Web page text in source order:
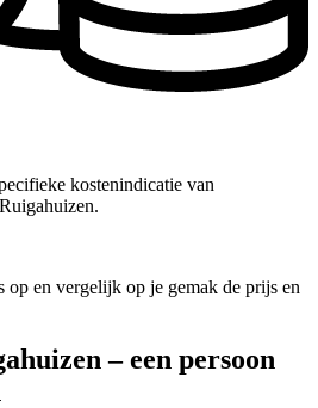
kostenindicatie van
en vergelijk op je gemak de prijs en
– een persoon